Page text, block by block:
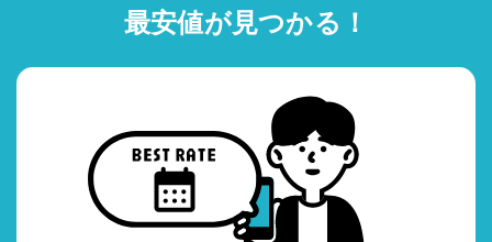
最安値が見つかる！